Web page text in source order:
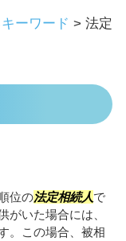
ーワード > 法定
位の法定相続人で
がいた場合には、
。この場合、被相